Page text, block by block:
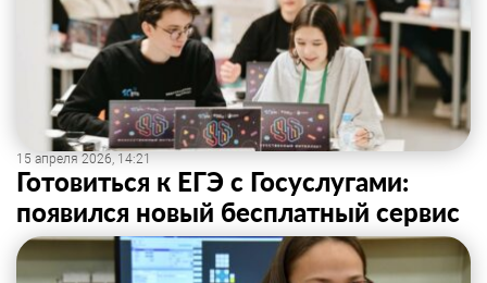
15 апреля 2026, 14:21
Готовиться к ЕГЭ с Госуслугами:
появился новый бесплатный сервис